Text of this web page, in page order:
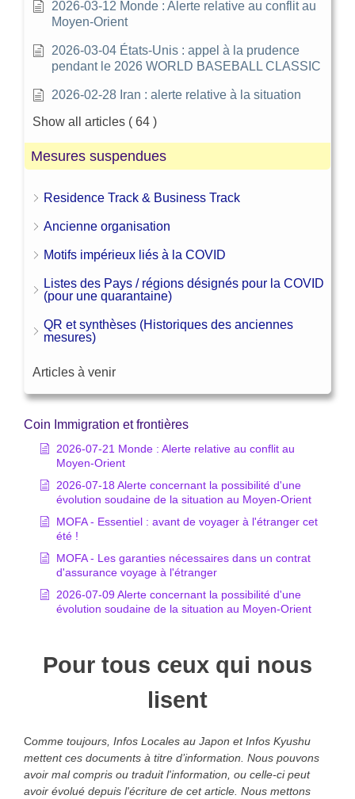
2026-03-12 Monde : Alerte relative au conflit au
Moyen-Orient
2026-03-04 États-Unis : appel à la prudence
pendant le 2026 WORLD BASEBALL CLASSIC
2026-02-28 Iran : alerte relative à la situation
Show all articles ( 64 )
Mesures suspendues
Residence Track & Business Track
Ancienne organisation
Motifs impérieux liés à la COVID
Listes des Pays / régions désignés pour la COVID
(pour une quarantaine)
QR et synthèses (Historiques des anciennes
mesures)
Articles à venir
Coin Immigration et frontières
2026-07-21 Monde : Alerte relative au conflit au
Moyen-Orient
2026-07-18 Alerte concernant la possibilité d'une
évolution soudaine de la situation au Moyen-Orient
MOFA - Essentiel : avant de voyager à l'étranger cet
été !
MOFA - Les garanties nécessaires dans un contrat
d'assurance voyage à l'étranger
2026-07-09 Alerte concernant la possibilité d'une
évolution soudaine de la situation au Moyen-Orient
Pour tous ceux qui nous
lisent
Comme toujours, Infos Locales au Japon et Infos Kyushu
mettent ces documents à titre d’information. Nous pouvons
avoir mal compris ou traduit l'information, ou celle-ci peut
avoir évolué depuis l'écriture de cet article. Nous mettons